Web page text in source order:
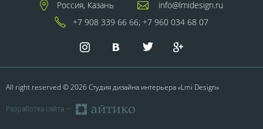
Россия, Казань
info@lmidesign.ru
+7 908 339 66 66; +7 960 034 68 07
All right reserved © 2026 Студия дизайна интерьера «Lmi Design»
Разработка сайта —